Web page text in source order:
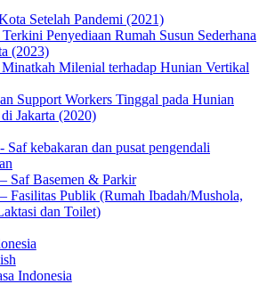
Setelah Pandemi (2021)
Penyediaan Rumah Susun Sederhana
(2023)
Milenial terhadap Hunian Vertikal
Support Workers Tinggal pada Hunian
Jakarta (2020)
Saf kebakaran dan pusat pengendali
Saf Basemen & Parkir
Fasilitas Publik (Rumah Ibadah/Mushola,
dan Toilet)
Indonesia